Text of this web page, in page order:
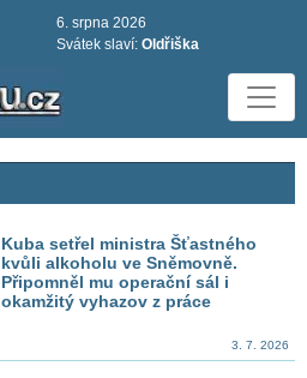
6. srpna 2026
Svátek slaví: Oldřiška
Kuba setřel ministra Šťastného
kvůli alkoholu ve Sněmovně.
Připomněl mu operační sál i
okamžitý vyhazov z práce
3. 7. 2026